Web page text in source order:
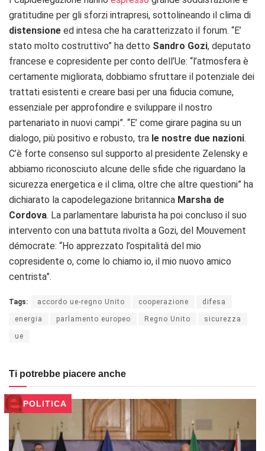
gratitudine per gli sforzi intrapresi, sottolineando il clima di
distensione ed intesa che ha caratterizzato il forum. “E’
stato molto costruttivo” ha detto Sandro Gozi, deputato
francese e copresidente per conto dell’Ue: “l’atmosfera è
certamente migliorata, dobbiamo sfruttare il potenziale dei
trattati esistenti e creare basi per una fiducia comune,
essenziale per approfondire e sviluppare il nostro
partenariato in nuovi campi”. “E’ come girare pagina su un
dialogo, più positivo e robusto, tra le nostre due nazioni.
C’è forte consenso sul supporto al presidente Zelensky e
abbiamo riconosciuto alcune delle sfide che riguardano la
sicurezza energetica e il clima, oltre che altre questioni” ha
dichiarato la capodelegazione britannica Marsha de
Cordova. La parlamentare laburista ha poi concluso il suo
intervento con una battuta rivolta a Gozi, del Mouvement
démocrate: “Ho apprezzato l’ospitalità del mio
copresidente o, come lo chiamo io, il mio nuovo amico
centrista”.
Tags: accordo ue-regno Unito cooperazione difesa
energia parlamento europeo Regno Unito sicurezza
ue
Ti potrebbe piacere anche
POLITICA